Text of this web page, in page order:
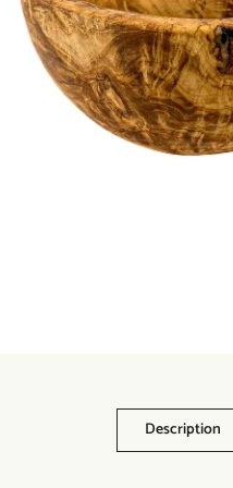
Description